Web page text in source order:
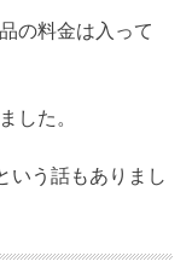
の料金は入って
した。
いう話もありまし